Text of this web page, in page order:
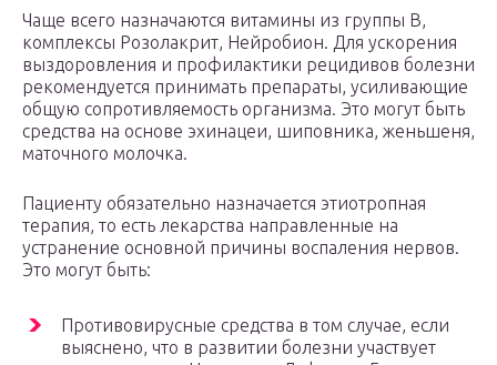
Чаще всего назначаются витамины из группы В,
комплексы Розолакрит, Нейробион. Для ускорения
выздоровления и профилактики рецидивов болезни
рекомендуется принимать препараты, усиливающие
общую сопротивляемость организма. Это могут быть
средства на основе эхинацеи, шиповника, женьшеня,
маточного молочка.
Пациенту обязательно назначается этиотропная
терапия, то есть лекарства направленные на
устранение основной причины воспаления нервов.
Это могут быть:
Противовирусные средства в том случае, если
выяснено, что в развитии болезни участвует